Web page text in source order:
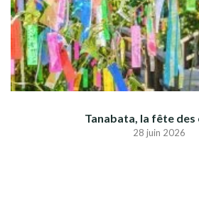
Tanabata, la fête des
28 juin 2026